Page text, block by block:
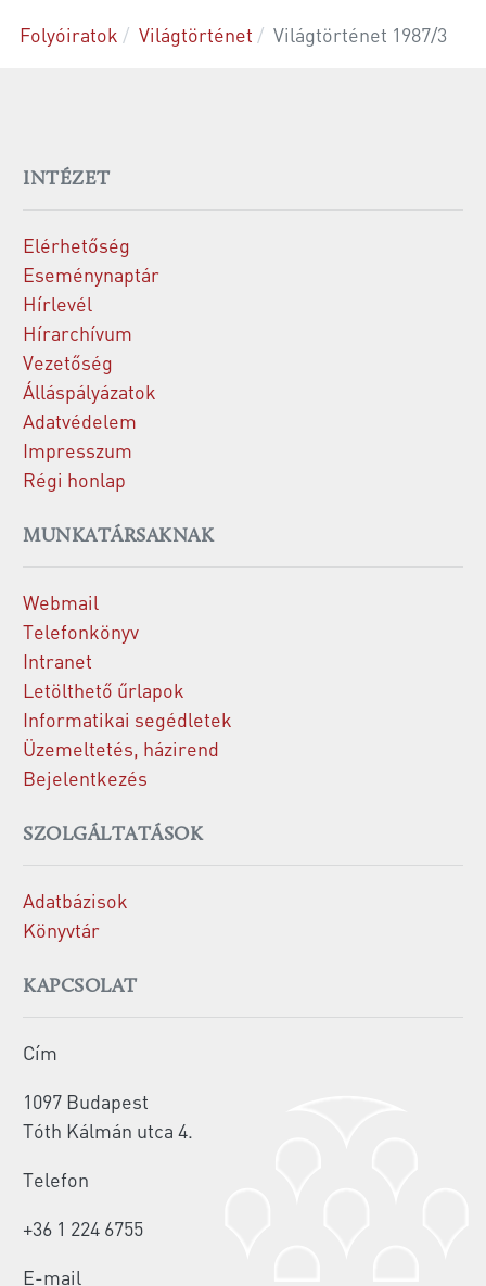
Folyóiratok
Világtörténet Világtörténet 1987/3
INTÉZET
Elérhetőség
Eseménynaptár
Hírlevél
Hírarchívum
Vezetőség
Álláspályázatok
Adatvédelem
Impresszum
Régi honlap
MUNKATÁRSAKNAK
Webmail
Telefonkönyv
Intranet
Letölthető űrlapok
Informatikai segédletek
Üzemeltetés, házirend
Bejelentkezés
SZOLGÁLTATÁSOK
Adatbázisok
Könyvtár
KAPCSOLAT
Cím
1097 Budapest
Tóth Kálmán utca 4.
Telefon
+36 1 224 6755
E-mail